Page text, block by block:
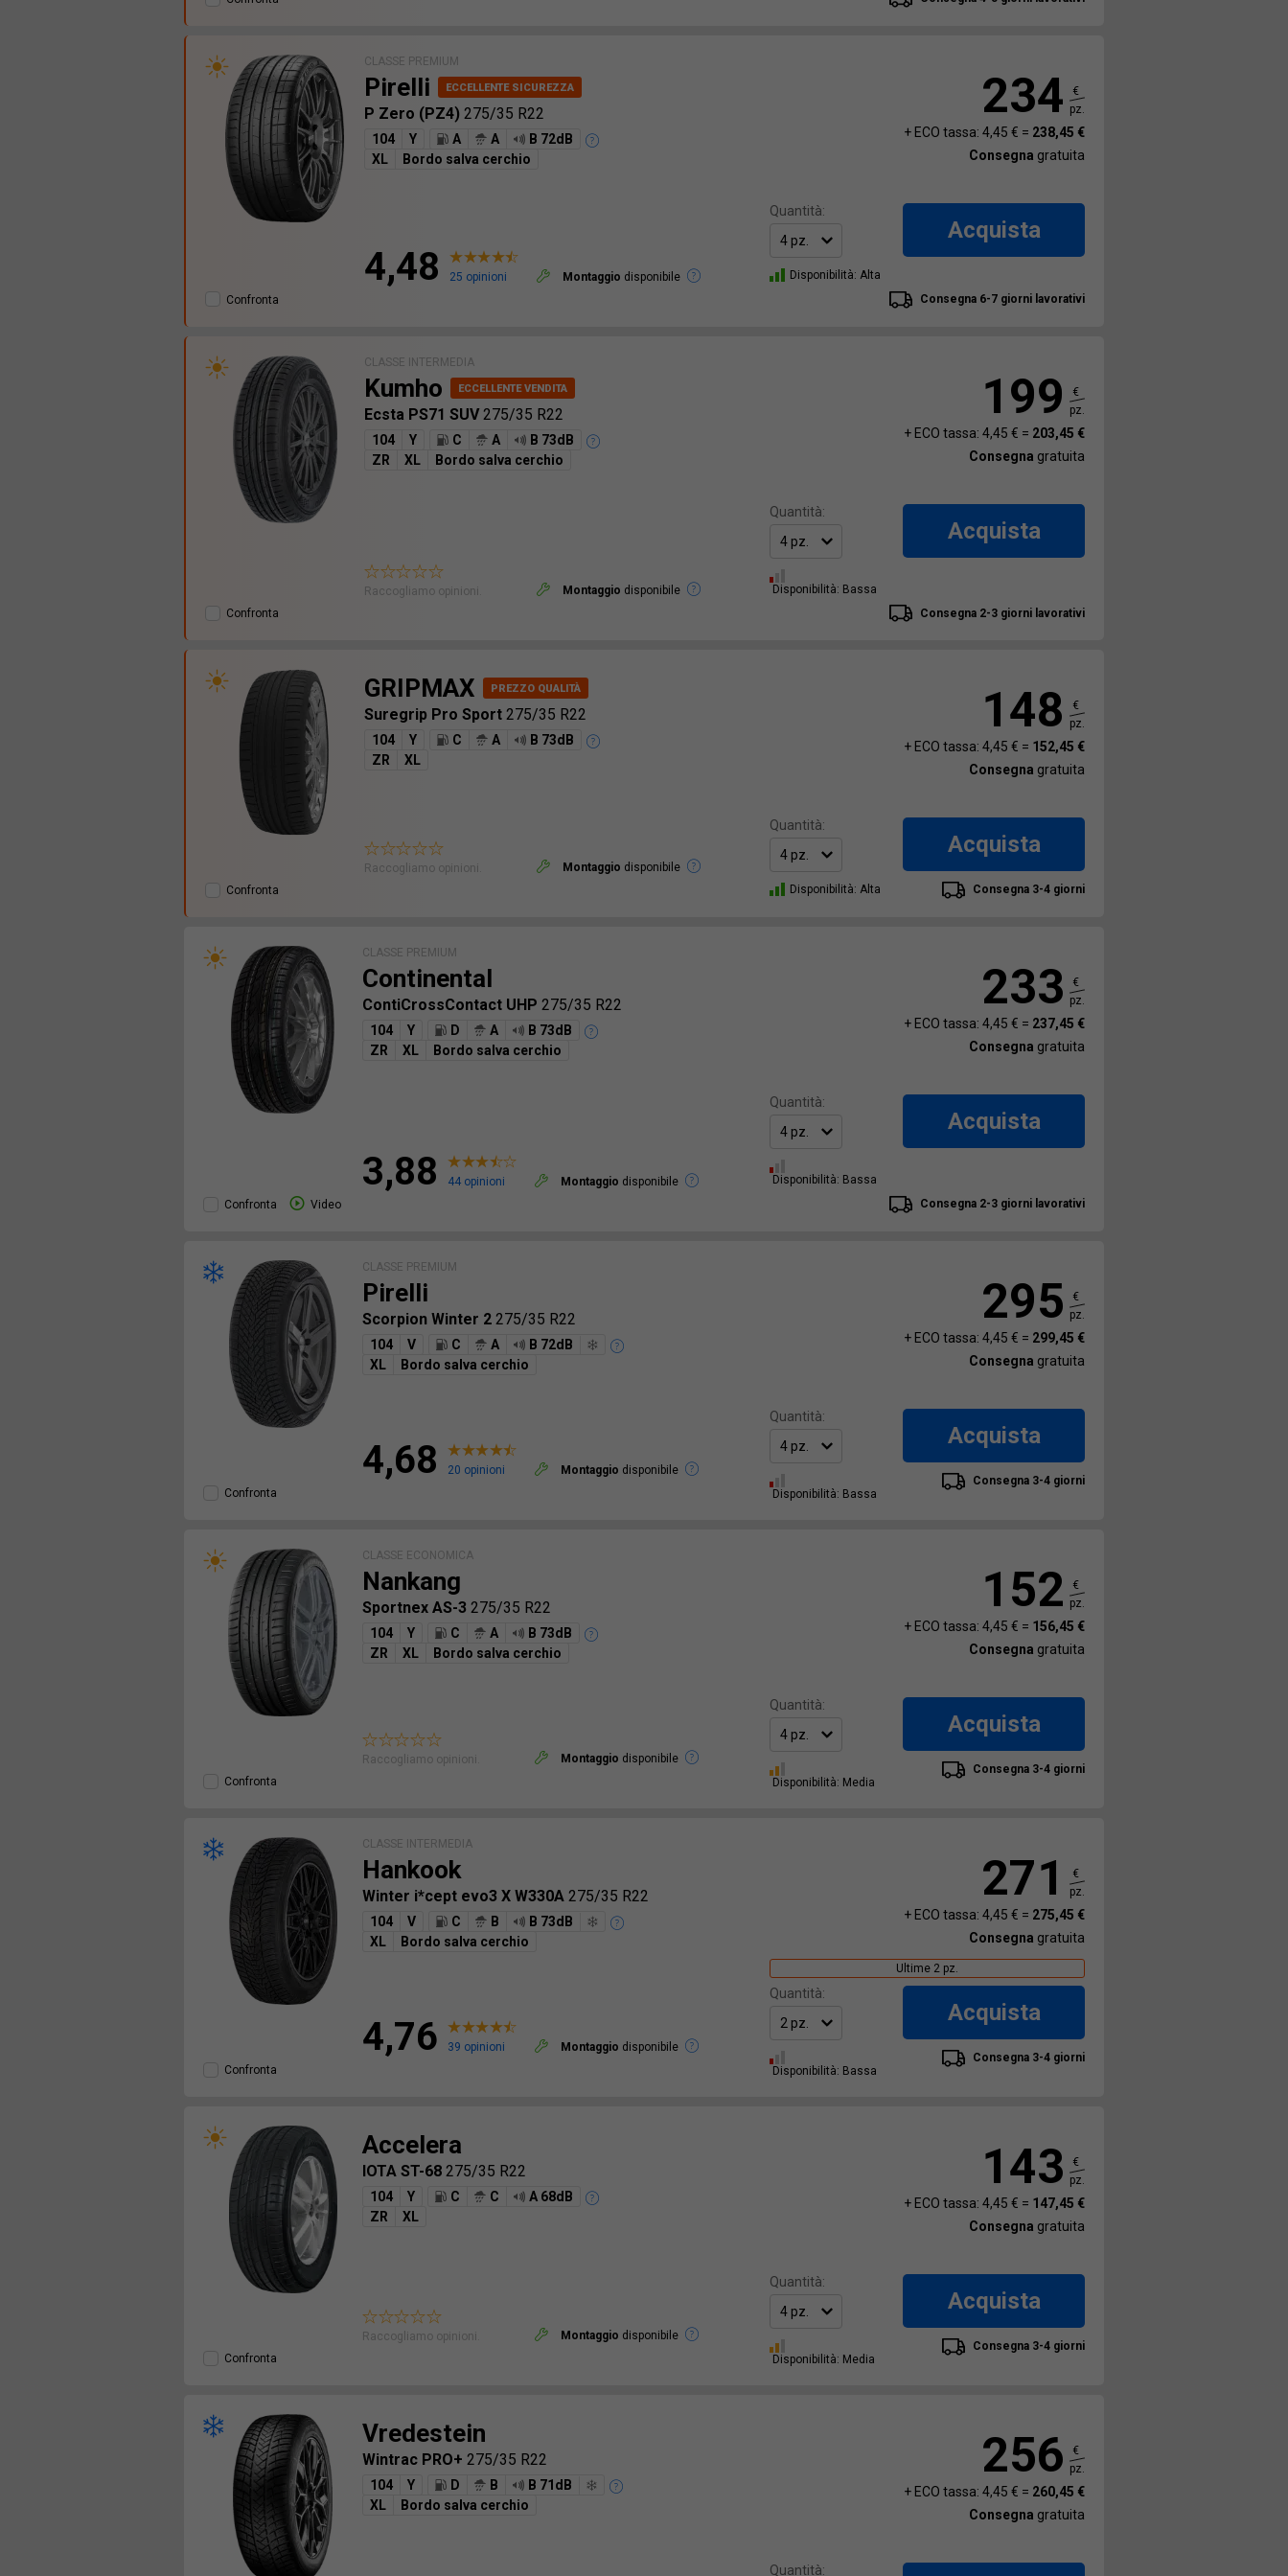
CLASSE PREMIUM
Pirelli
P Zero (PZ4) 275/35 R22
104 Y A A
B 72dB
XL
Bordo salva cerchio
4,48 25 opinioni Montaggio disponibile
Confronta
234
€
pz.
+ ECO tassa: 4,45 € = 238,45 €
Consegna gratuita
Quantità:
Acquista
Disponibilità: Alta
Consegna 6-7 giorni lavorativi
CLASSE INTERMEDIA
Kumho
Ecsta PS71 SUV 275/35 R22
104 Y C A
B 73dB
ZR
XL Bordo salva cerchio
Raccogliamo opinioni. Montaggio disponibile
Confronta
199
€
pz.
+ ECO tassa: 4,45 € = 203,45 €
Consegna gratuita
Quantità:
Acquista
Disponibilità: Bassa
Consegna 2-3 giorni lavorativi
GRIPMAX
Suregrip Pro Sport 275/35 R22
104 Y C A
B 73dB
ZR
XL
Raccogliamo opinioni. Montaggio disponibile
Confronta
148
€
pz.
+ ECO tassa: 4,45 € = 152,45 €
Consegna gratuita
Quantità:
Acquista
Disponibilità: Alta Consegna 3-4 giorni
CLASSE PREMIUM
Continental
ContiCrossContact UHP 275/35 R22
104 Y D A
B 73dB
ZR
XL Bordo salva cerchio
3,88 44 opinioni Montaggio disponibile
Confronta
Video
233
€
pz.
+ ECO tassa: 4,45 € = 237,45 €
Consegna gratuita
Quantità:
Acquista
Disponibilità: Bassa
Consegna 2-3 giorni lavorativi
CLASSE PREMIUM
Pirelli
Scorpion Winter 2 275/35 R22
104 V C A
B 72dB
XL
Bordo salva cerchio
4,68 20 opinioni Montaggio disponibile
Confronta
295
€
pz.
+ ECO tassa: 4,45 € = 299,45 €
Consegna gratuita
Quantità:
Acquista
Disponibilità: Bassa
Consegna 3-4 giorni
CLASSE ECONOMICA
Nankang
Sportnex AS-3 275/35 R22
104 Y C A
B 73dB
ZR
XL Bordo salva cerchio
Raccogliamo opinioni. Montaggio disponibile
Confronta
152
€
pz.
+ ECO tassa: 4,45 € = 156,45 €
Consegna gratuita
Quantità:
Acquista
Disponibilità: Media
Consegna 3-4 giorni
CLASSE INTERMEDIA
Hankook
Winter i*cept evo3 X W330A 275/35 R22
104 V C B
B 73dB
XL
Bordo salva cerchio
4,76 39 opinioni Montaggio disponibile
Confronta
271
€
pz.
+ ECO tassa: 4,45 € = 275,45 €
Consegna gratuita
Ultime 2 pz.
Quantità:
Acquista
Disponibilità: Bassa
Consegna 3-4 giorni
Accelera
IOTA ST-68 275/35 R22
104 Y C C
A 68dB
ZR
XL
Raccogliamo opinioni. Montaggio disponibile
Confronta
143
€
pz.
+ ECO tassa: 4,45 € = 147,45 €
Consegna gratuita
Quantità:
Acquista
Disponibilità: Media
Consegna 3-4 giorni
Vredestein
Wintrac PRO+ 275/35 R22
104 Y D B
B 71dB
XL
Bordo salva cerchio
256
€
pz.
+ ECO tassa: 4,45 € = 260,45 €
Consegna gratuita
Quantità: